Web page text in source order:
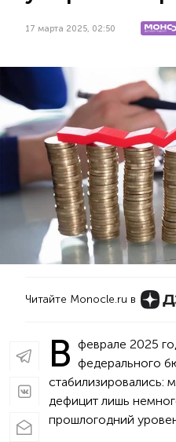
17 марта 2025, 02:50
Читайте Monocle.ru в
В феврале 2025
федерального
стабилизировались:
дефицит лишь
прошлогодний